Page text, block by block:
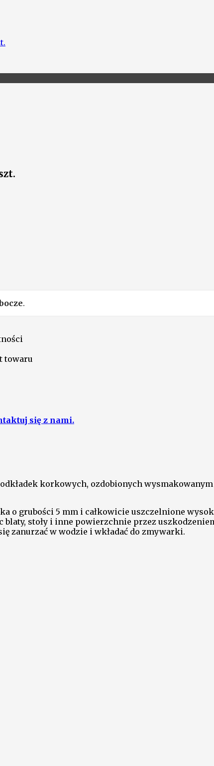
.
towaru
się z nami.
korkowych, ozdobionych
o grubości 5 mm i całkowicie uszczelnione
stoły i inne powierzchnie przez
zanurzać w wodzie i wkładać do zmywarki.